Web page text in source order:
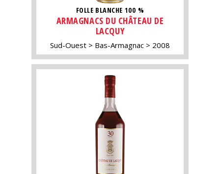
FOLLE BLANCHE 100 %
ARMAGNACS DU CHÂTEAU DE
LACQUY
Sud-Ouest Bas-Armagnac 2008